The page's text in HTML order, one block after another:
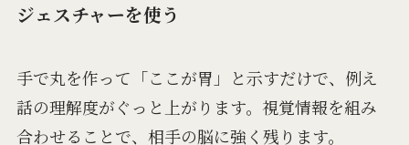
ジェスチャーを使う
手で丸を作って「ここが胃」と示すだけで、例え
話の理解度がぐっと上がります。視覚情報を組み
合わせることで、相手の脳に強く残ります。